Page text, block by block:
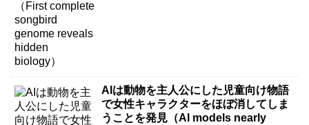
AIは動物を主人公にした児童向け物語
で女性キャラクターをほぼ消してしま
うことを発見（AI models nearly